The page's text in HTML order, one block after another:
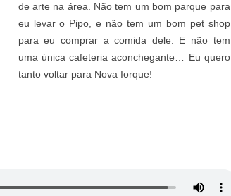
de arte na área. Não tem um bom parque para
eu levar o Pipo, e não tem um bom pet shop
para eu comprar a comida dele. E não tem
uma única cafeteria aconchegante… Eu quero
tanto voltar para Nova Iorque!